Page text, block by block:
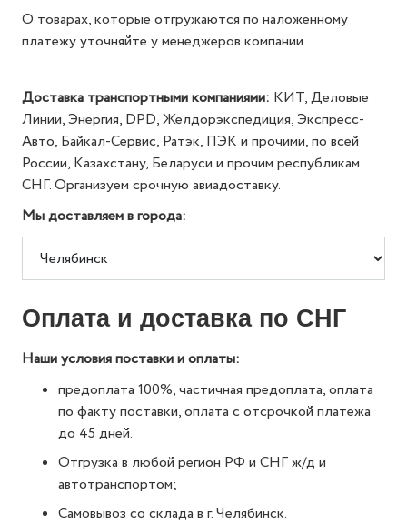
О товарах, которые отгружаются по наложенному
платежу уточняйте у менеджеров компании.
Доставка транспортными компаниями: КИТ, Деловые
Линии, Энергия, DPD, Желдорэкспедиция, Экспресс-
Авто, Байкал-Сервис, Ратэк, ПЭК и прочими, по всей
России, Казахстану, Беларуси и прочим республикам
СНГ. Организуем срочную авиадоставку.
Мы доставляем в города:
Оплата и доставка по СНГ
Наши условия поставки и оплаты:
предоплата 100%, частичная предоплата, оплата
по факту поставки, оплата с отсрочкой платежа
до 45 дней.
Отгрузка в любой регион РФ и СНГ ж/д и
автотранспортом;
Самовывоз со склада в г. Челябинск.